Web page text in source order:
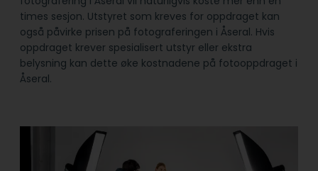
times sesjon. Utstyret som kreves for oppdraget kan
også påvirke prisen på fotograferingen i Åseral. Hvis
oppdraget krever spesialisert utstyr eller ekstra
belysning kan dette øke kostnadene på fotooppdraget i
Åseral.